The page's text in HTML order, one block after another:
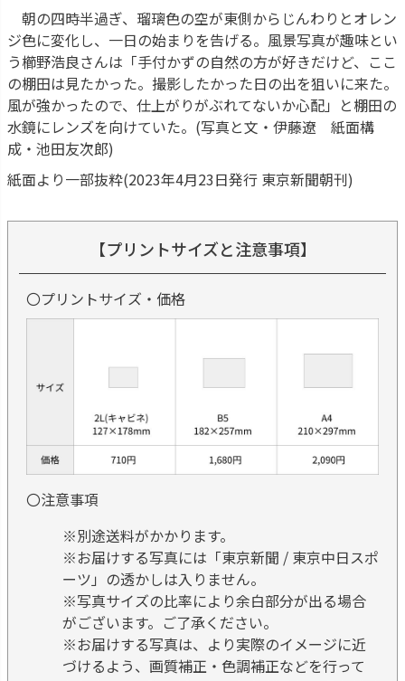
朝の四時半過ぎ、瑠璃色の空が東側からじんわりとオレン
ジ色に変化し、一日の始まりを告げる。風景写真が趣味とい
う櫛野浩良さんは「手付かずの自然の方が好きだけど、ここ
の棚田は見たかった。撮影したかった日の出を狙いに来た。
風が強かったので、仕上がりがぶれてないか心配」と棚田の
水鏡にレンズを向けていた。(写真と文・伊藤遼 紙面構
成・池田友次郎)
紙面より一部抜粋(2023年4月23日発行 東京新聞朝刊)
【プリントサイズと注意事項】
〇プリントサイズ・価格
〇注意事項
※別途送料がかかります。
※お届けする写真には「東京新聞 / 東京中日スポ
ーツ」の透かしは入りません。
※写真サイズの比率により余白部分が出る場合
がございます。ご了承ください。
※お届けする写真は、より実際のイメージに近
づけるよう、画質補正・色調補正などを行って